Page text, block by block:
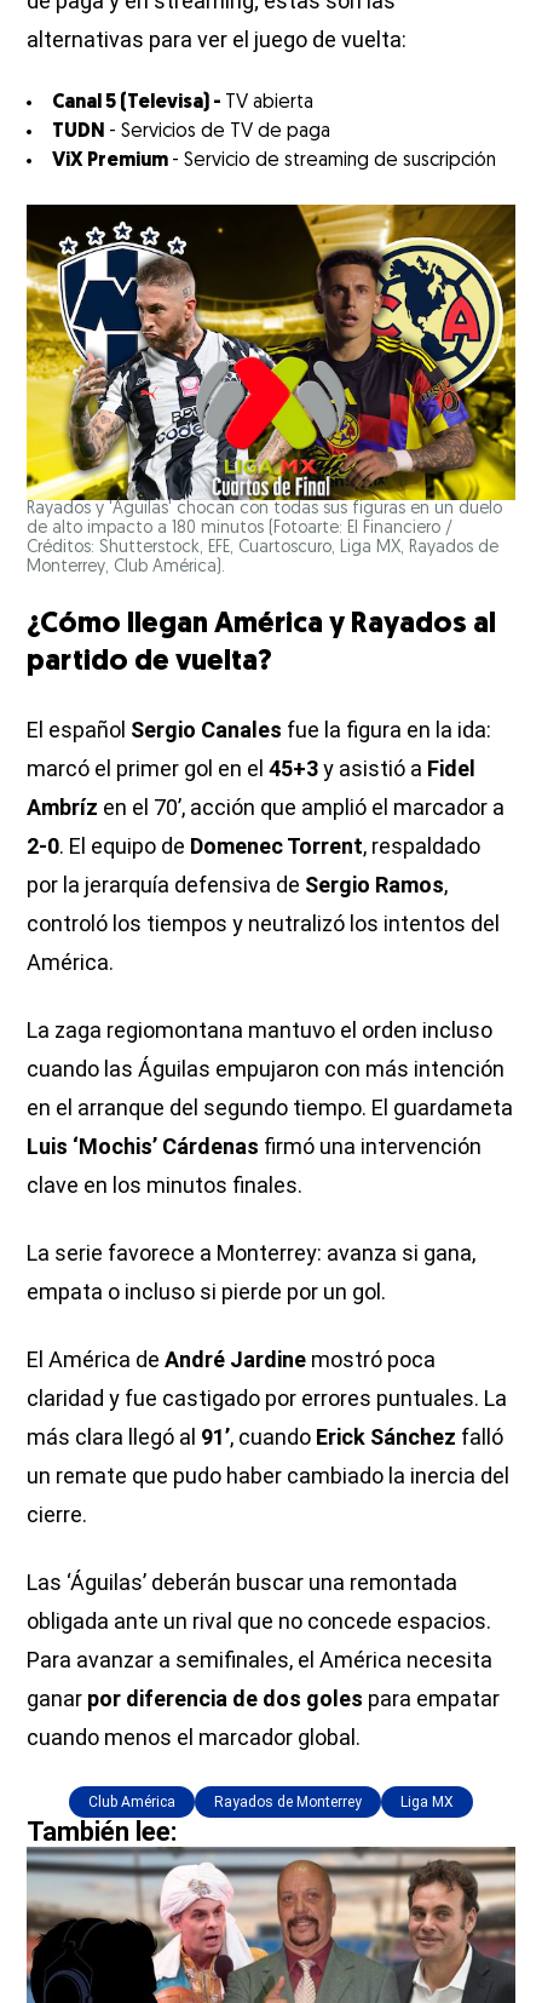
alternativas para ver el juego de vuelta:
Canal 5 (Televisa) -
TV abierta
TUDN - Servicios de TV de paga
ViX Premium - Servicio de streaming de suscripción
Rayados y 'Águilas' chocan con todas sus figuras en un duelo
de alto impacto a 180 minutos (Fotoarte: El Financiero /
Créditos: Shutterstock, EFE, Cuartoscuro, Liga MX, Rayados de
Monterrey, Club América).
¿Cómo llegan América y Rayados al
partido de vuelta?
El español Sergio Canales fue la figura en la ida:
marcó el primer gol en el45+3y asistió a Fidel
Ambríz en el 70’, acción que amplió el marcador a
2-0. El equipo de Domenec Torrent, respaldado
por la jerarquía defensiva de Sergio Ramos,
controló los tiempos y neutralizó los intentos del
América.
La zaga regiomontana mantuvo el orden incluso
cuando las Águilas empujaron con más intención
en el arranque del segundo tiempo. El guardameta
Luis ‘Mochis’ Cárdenas firmó una intervención
clave en los minutos finales.
La serie favorece a Monterrey: avanza si gana,
empata o incluso si pierde por un gol.
El América deAndré Jardine mostró poca
claridad y fue castigado por errores puntuales. La
más clara llegó al 91’, cuando Erick Sánchez falló
un remate que pudo haber cambiado la inercia del
cierre.
Las ‘Águilas’ deberán buscar una remontada
obligada ante un rival que no concede espacios.
Para avanzar a semifinales, el América necesita
ganar por diferencia de dos goles para empatar
cuando menos el marcador global.
Club América Rayados de Monterrey Liga MX
También lee: